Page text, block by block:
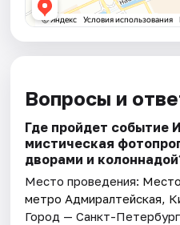
Вопросы и
Где пройдет событие
мистическая
дворами и
Место проведения:
метро Адмиралтейская,
Город — Санкт-